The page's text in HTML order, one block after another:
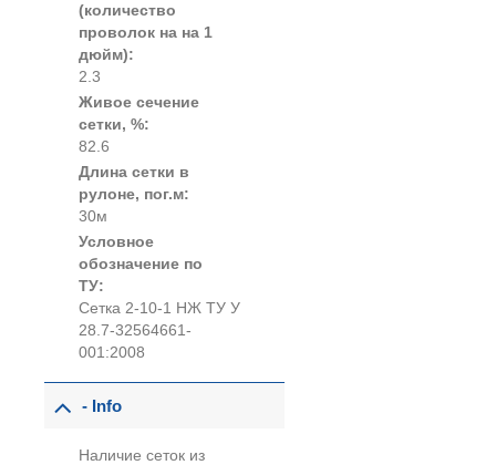
(количество
проволок на на 1
дюйм):
2.3
Живое сечение
сетки, %:
82.6
Длина сетки в
рулоне, пог.м:
30м
Условное
обозначение по
ТУ:
Сетка 2-10-1 НЖ ТУ У
28.7-32564661-
001:2008
- Info
Наличие сеток из